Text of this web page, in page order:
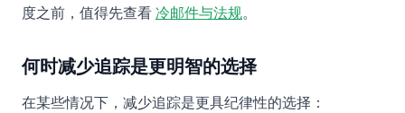
度之前，值得先查看 冷邮件与法规。
何时减少追踪是更明智的选择
在某些情况下，减少追踪是更具纪律性的选择：